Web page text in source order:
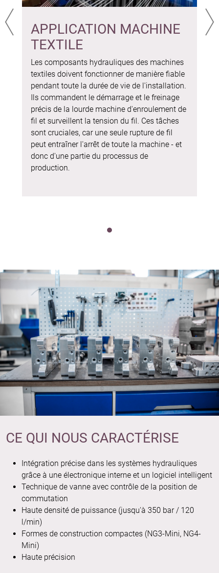
APPLICATION MACHINE
TEXTILE
Les composants hydrauliques des machines
textiles doivent fonctionner de manière fiable
pendant toute la durée de vie de l'installation.
Ils commandent le démarrage et le freinage
précis de la lourde machine d'enroulement de
fil et surveillent la tension du fil. Ces tâches
sont cruciales, car une seule rupture de fil
peut entraîner l'arrêt de toute la machine - et
donc d'une partie du processus de
production.
Précédent
CE QUI NOUS CARACTÉRISE
Intégration précise dans les systèmes hydrauliques
grâce à une électronique interne et un logiciel intelligent
Technique de vanne avec contrôle de la position de
commutation
Haute densité de puissance (jusqu'à 350 bar / 120
l/min)
Formes de construction compactes (NG3-Mini, NG4-
Mini)
Haute précision